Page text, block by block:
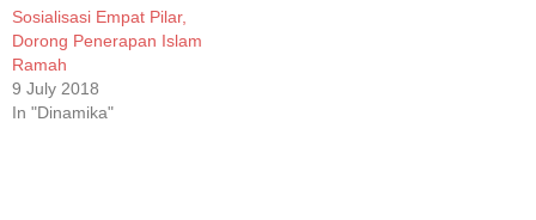
Sosialisasi Empat Pilar,
Dorong Penerapan Islam
Ramah
9 July 2018
In "Dinamika"